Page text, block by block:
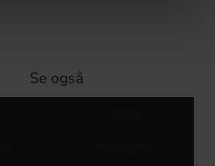
Se også